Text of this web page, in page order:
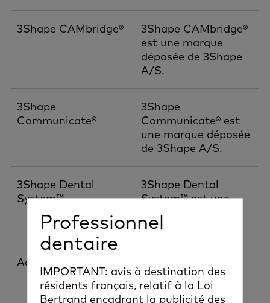
Professionnel
dentaire
IMPORTANT: avis à destination des
résidents français, relatif à la Loi
Bertrand encadrant la publicité des
3Shape CAMbridge®
3Shape CAMbridge®
est une marque
déposée de 3Shape
A/S.
3Shape
Communicate®
3Shape
Communicate® est
une marque déposée
de 3Shape A/S.
3Shape Dental
System™
3Shape Dental
System™ est une
marque déposée de
3Shape A/S.
AdVent®
marque déposée de
Zimmer Group.